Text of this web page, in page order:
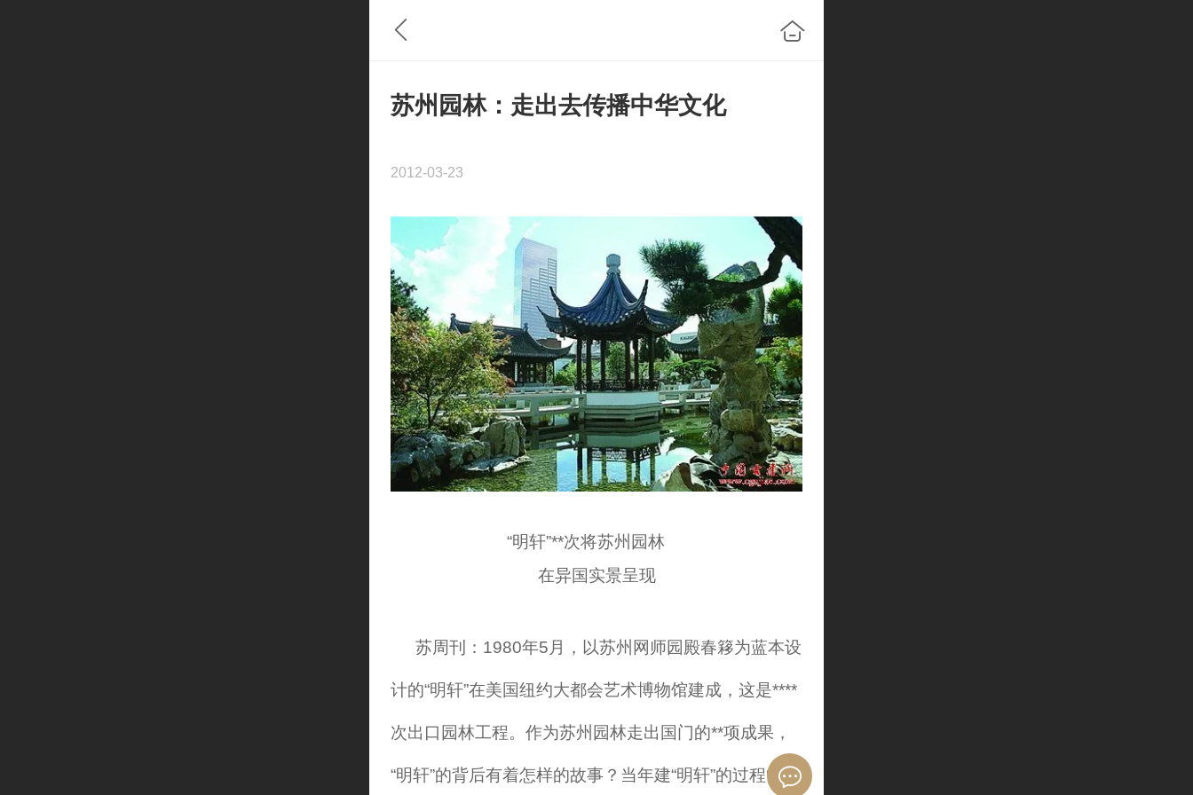
苏州园林：走出去传播中华文化
2012-03-23
“明轩”**次将苏州园林
在异国实景呈现
苏周刊：1980年5月，以苏州网师园殿春簃为蓝本设
计的“明轩”在美国纽约大都会艺术博物馆建成，这是****
次出口园林工程。作为苏州园林走出国门的**项成果，
“明轩”的背后有着怎样的故事？当年建“明轩”的过程中遇